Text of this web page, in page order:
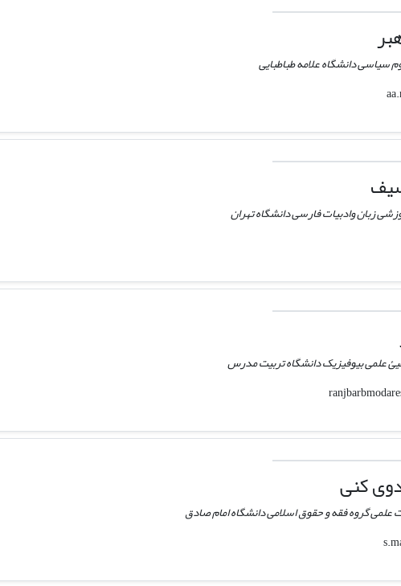
سیاسی دانشگاه علامه طباطبایی
زبان وادبیات فارسی دانشگاه تهران
علمی بیوفیزیک دانشگاه تربیت مدرس
کنی
علمی گروه فقه و حقوق اسلامی دانشگاه امام صادق